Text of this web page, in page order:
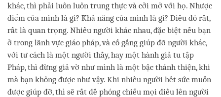
khác, thì phải luôn luôn trung thực và cởi mở với họ. Nhược
điểm của mình là gì? Khả năng của mình là gì? Điều đó rất,
rất là quan trọng. Nhiều người khác nhau, đặc biệt nếu bạn
ở trong lãnh vực giáo pháp, và cố gắng giúp đỡ người khác,
với tư cách là một người thầy, hay một hành giả tu tập
Pháp, thì đừng giả vờ như mình là một bậc thánh thiện, khi
mà bạn không được như vậy. Khi nhiều người hết sức muốn
được giúp đỡ, thì sẽ rất dễ phóng chiếu mọi điều lên người